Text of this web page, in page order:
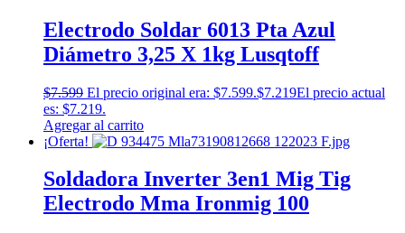
Electrodo Soldar 6013 Pta Azul
Diámetro 3,25 X 1kg Lusqtoff
$7.599 El precio original era: $7.599.$7.219El precio actual
es: $7.219.
Agregar al carrito
¡Oferta!
Soldadora Inverter 3en1 Mig Tig
Electrodo Mma Ironmig 100